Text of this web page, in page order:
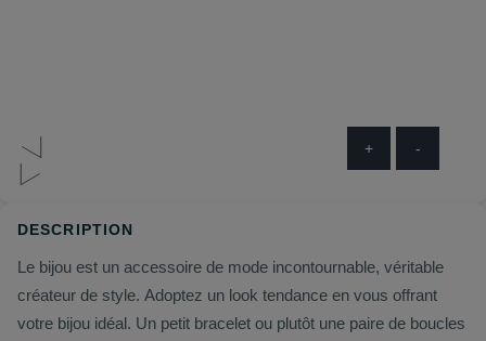
+ -
DESCRIPTION
Le bijou est un accessoire de mode incontournable, véritable
créateur de style. Adoptez un look tendance en vous offrant
votre bijou idéal. Un petit bracelet ou plutôt une paire de boucles